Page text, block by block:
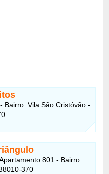
Bairro: Vila São Cristóvão -
801 - Bairro:
370